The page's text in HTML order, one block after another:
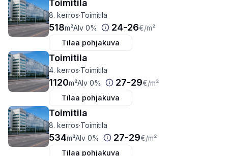
Toimitila
8. kerros·Toimitila
518m²Alv 0% 24-26€/m²
Tilaa pohjakuva
Toimitila
4. kerros·Toimitila
1120m²Alv 0% 27-29€/m²
Tilaa pohjakuva
Toimitila
8. kerros·Toimitila
534m²Alv 0% 27-29€/m²
Tilaa pohjakuva